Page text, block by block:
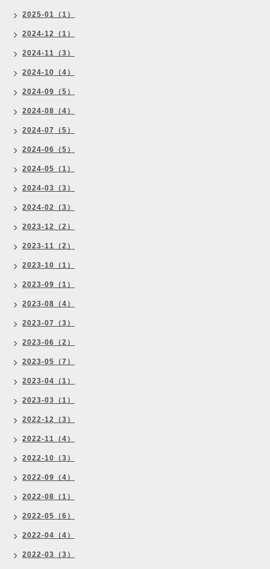
2025-01（1）
2024-12（1）
2024-11（3）
2024-10（4）
2024-09（5）
2024-08（4）
2024-07（5）
2024-06（5）
2024-05（1）
2024-03（3）
2024-02（3）
2023-12（2）
2023-11（2）
2023-10（1）
2023-09（1）
2023-08（4）
2023-07（3）
2023-06（2）
2023-05（7）
2023-04（1）
2023-03（1）
2022-12（3）
2022-11（4）
2022-10（3）
2022-09（4）
2022-08（1）
2022-05（6）
2022-04（4）
2022-03（3）